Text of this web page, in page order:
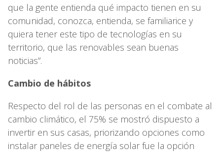
que la gente entienda qué impacto tienen en su
comunidad, conozca, entienda, se familiarice y
quiera tener este tipo de tecnologías en su
territorio, que las renovables sean buenas
noticias”.
Cambio de hábitos
Respecto del rol de las personas en el combate al
cambio climático, el 75% se mostró dispuesto a
invertir en sus casas, priorizando opciones como
instalar paneles de energía solar fue la opción